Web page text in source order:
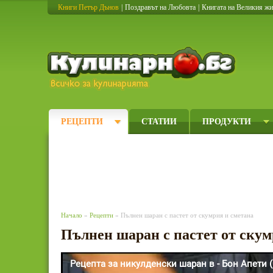
Книги Петър Дънов Поздравът на Любовта Книгата на Великия
РЕЦЕПТИ СТАТИИ ПРОДУКТИ
Начало » Рецепти » Пълнен шаран с пастет от скумрия и сметана
Пълнен шаран с пастет от